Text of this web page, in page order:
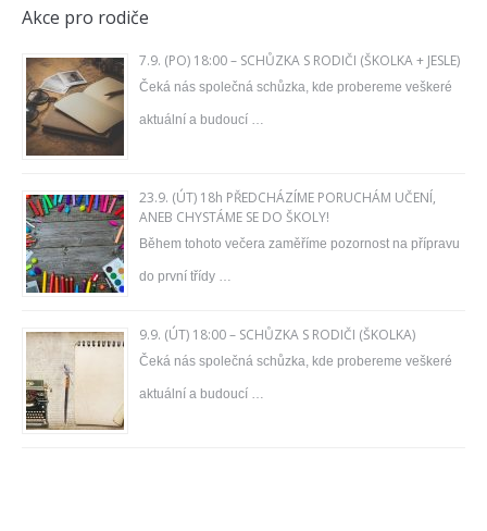
Akce pro rodiče
7.9. (PO) 18:00 – SCHŮZKA S RODIČI (ŠKOLKA + JESLE)
Čeká nás společná schůzka, kde probereme veškeré
aktuální a budoucí …
23.9. (ÚT) 18h PŘEDCHÁZÍME PORUCHÁM UČENÍ,
ANEB CHYSTÁME SE DO ŠKOLY!
Během tohoto večera zaměříme pozornost na přípravu
do první třídy …
9.9. (ÚT) 18:00 – SCHŮZKA S RODIČI (ŠKOLKA)
Čeká nás společná schůzka, kde probereme veškeré
aktuální a budoucí …